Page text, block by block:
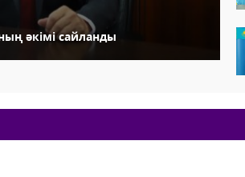
әкімі сайланды